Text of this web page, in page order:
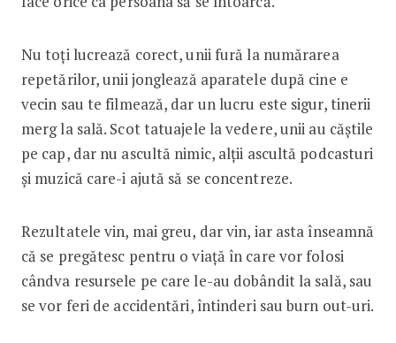
Nu toți lucrează corect, unii fură la numărarea
repetărilor, unii jonglează aparatele după cine e
vecin sau te filmează, dar un lucru este sigur, tinerii
merg la sală. Scot tatuajele la vedere, unii au căștile
pe cap, dar nu ascultă nimic, alții ascultă podcasturi
și muzică care-i ajută să se concentreze.
Rezultatele vin, mai greu, dar vin, iar asta înseamnă
că se pregătesc pentru o viață în care vor folosi
cândva resursele pe care le-au dobândit la sală, sau
se vor feri de accidentări, întinderi sau burn out-uri.